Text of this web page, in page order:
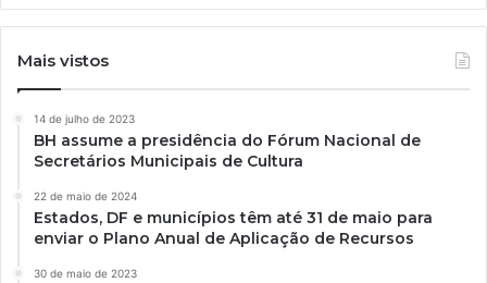
Mais vistos
14 de julho de 2023
BH assume a presidência do Fórum Nacional de
Secretários Municipais de Cultura
22 de maio de 2024
Estados, DF e municípios têm até 31 de maio para
enviar o Plano Anual de Aplicação de Recursos
30 de maio de 2023